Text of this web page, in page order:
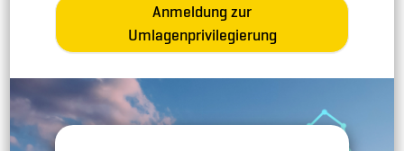
Anmeldung zur
Umlagenprivilegierung